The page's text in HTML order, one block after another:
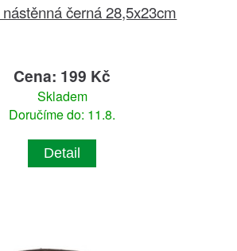
černá 28,5x23cm
Cena: 199 Kč
Skladem
Doručíme do: 11.8.
Detail